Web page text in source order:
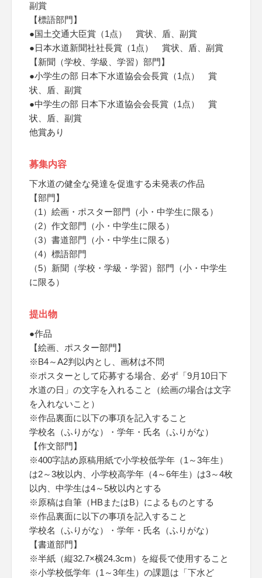
副賞
【標語部門】
●国土交通大臣賞（1点） 賞状、盾、副賞
●日本水道新聞社社長賞（1点） 賞状、盾、副賞
【新聞（学校、学級、学習）部門】
●小学生の部 日本下水道協会会長賞（1点） 賞
状、盾、副賞
●中学生の部 日本下水道協会会長賞（1点） 賞
状、盾、副賞
他賞あり
募集内容
下水道の健全な発達を促進する未発表の作品
【部門】
（1）絵画・ポスター部門（小・中学生に限る）
（2）作文部門（小・中学生に限る）
（3）書道部門（小・中学生に限る）
（4）標語部門
（5）新聞（学校・学級・学習）部門（小・中学生
に限る）
提出物
●作品
【絵画、ポスター部門】
※B4～A2判以内とし、画材は不問
※ポスターとして応募する場合、必ず「9月10日下
水道の日」の文字を入れること（絵画の場合は文字
を入れないこと）
※作品裏面に以下の事項を記入すること
学校名（ふりがな）・学年・氏名（ふりがな）
【作文部門】
※400字詰め原稿用紙で小学校低学年（1～3年生）
は2～3枚以内、小学校高学年（4～6年生）は3～4枚
以内、中学生は4～5枚以内とする
※原稿は自筆（HBまたはB）によるものとする
※作品裏面に以下の事項を記入すること
学校名（ふりがな）・学年・氏名（ふりがな）
【書道部門】
※半紙（縦32.7×横24.3cm）を縦長で使用すること
※小学校低学年（1～3年生）の課題は「下水ど